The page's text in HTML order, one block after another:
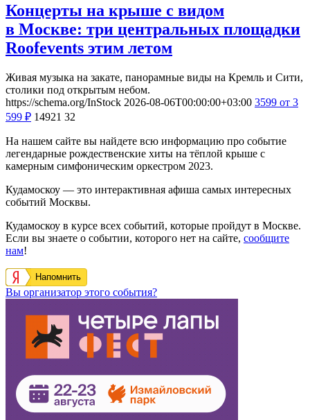
Концерты на крыше с видом
в Москве: три центральных площадки
Roofevents этим летом
Живая музыка на закате, панорамные виды на Кремль и Сити,
столики под открытым небом.
https://schema.org/InStock 2026-08-06T00:00:00+03:00 3599 от 3
599 ₽ 14921 32
На нашем сайте вы найдете всю информацию про событие
легендарные рождественские хиты на тёплой крыше с
камерным симфоническим оркестром 2023.
Кудамоскоу — это интерактивная афиша самых интересных
событий Москвы.
Кудамоскоу в курсе всех событий, которые пройдут в Москве.
Если вы знаете о событии, которого нет на сайте, сообщите
нам!
Напомнить
Вы организатор этого события?